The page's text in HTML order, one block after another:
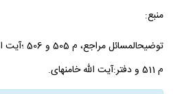
منبع:
م 511 و دفتر:آيت الله خامنه‏اى.